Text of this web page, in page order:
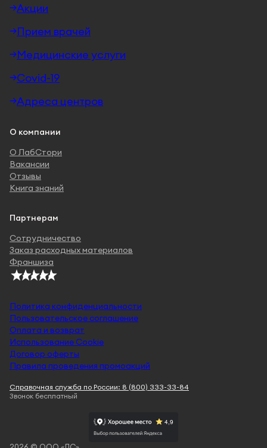
Акции
Прием врачей
Медицинские услуги
Covid-19
Адреса центров
О компании
О ЛабСтори
Вакансии
Отзывы
Книга знаний
Партнерам
Сотрудничество
Заказ расходных материалов
Франшиза
Политика конфиденциальности
Пользовательское соглашение
Оплата и возврат
Использование Cookie
Договор оферты
Правила проведения промоакций
Справочная служба по России: 8 (800) 333-33-84
Звонок бесплатный